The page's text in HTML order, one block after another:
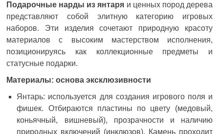
Подарочные нарды из янтаря и ценных пород дерева
представляют собой элитную категорию игровых
наборов. Эти изделия сочетают природную красоту
материалов с высоким мастерством исполнения,
позиционируясь как коллекционные предметы и
статусные подарки.
Материалы: основа эксклюзивности
Янтарь: используется для создания игрового поля и
фишек. Отбираются пластины по цвету (медовый,
коньячный, вишневый), прозрачности и наличию
природных включений (инклюзов). Камень проходит